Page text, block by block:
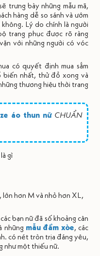
trưng bày những mẫu mã,
hàng dễ so sánh và ướm
Lý do chính là người
trang phục được rõ ràng
với những người có vóc
có quyết định mua sắm
biến nhất, thử đồ xong và
thương hiệu thời trang
áo thun nữCHUẨN
lớn hơn M và nhỏ hơn XL,
bạn nữ đã số khoảng cân
những mẫu đầm xòe, các
có nét tròn trịa đáng yêu,
như một thiếu nữ.